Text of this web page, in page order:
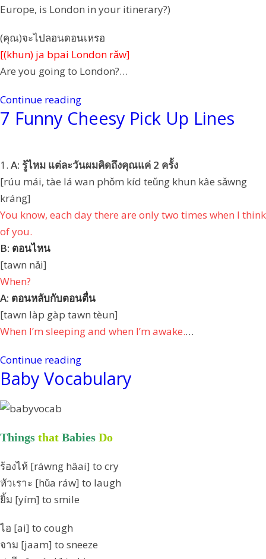
Europe, is London in your itinerary?)
(คุณ)จะไปลอนดอนเหรอ
[(khun) ja bpai London rǎw]
Are you going to London?…
Continue reading
7 Funny Cheesy Pick Up Lines
1. A: รู้ไหม แต่ละวันผมคิดถึงคุณแค่ 2 ครั้ง
[rúu mái, tàe lá wan phǒm kíd teǔng khun kâe sǎwng
kráng]
You know, each day there are only two times when I think
of you.
B: ตอนไหน
[tawn nǎi]
When?
A: ตอนหลับกับตอนตื่น
[tawn làp gàp tawn tèun]
When I’m sleeping and when I’m awake.…
Continue reading
Baby Vocabulary
Things that Babies Do
ร้องไห้ [ráwng hâai] to cry
หัวเราะ [hǔa ráw] to laugh
ยิ้ม [yím] to smile
ไอ [ai] to cough
จาม [jaam] to sneeze